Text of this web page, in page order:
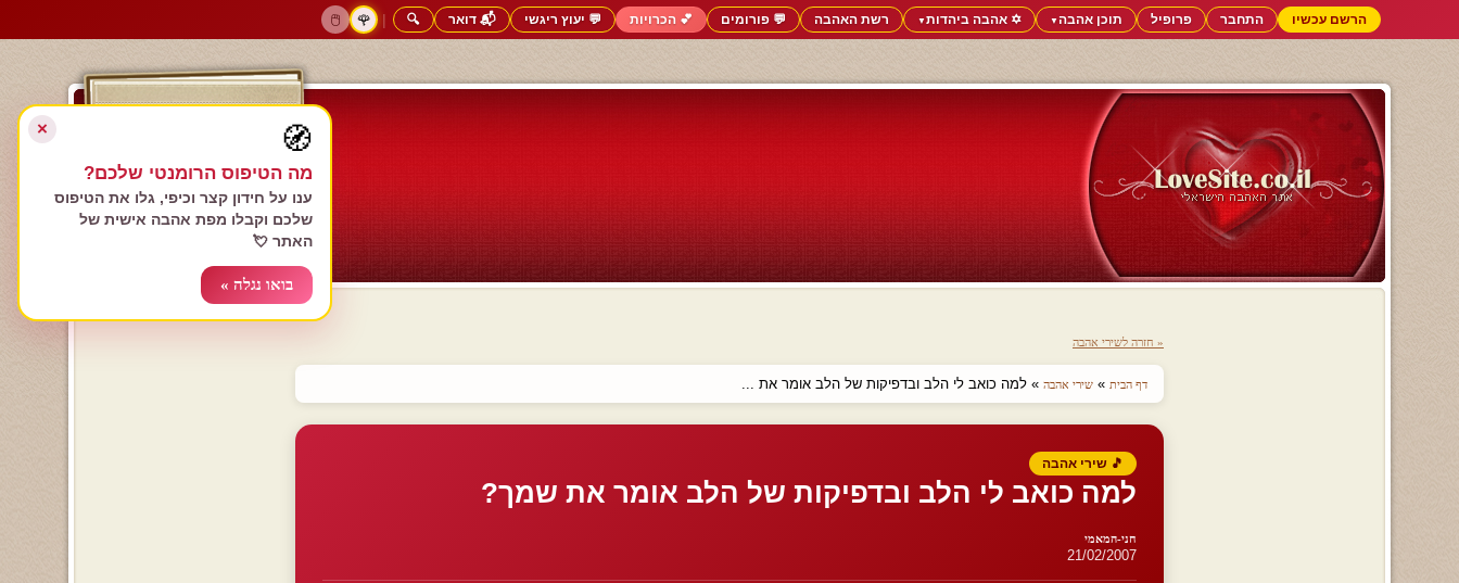
הרשם עכשיו התחבר פרופיל תוכן אהבה▼ ✡️ אהבה ביהדות▼ רשת האהבה 💬 פורומים 💕 הכרויות 💬 יעוץ ריגשי 📬 דואר 🔍
|
🌹
🖱️
הרשם עכשיו
התחבר
« חזרה לשירי אהבה
דף הבית » שירי אהבה » למה כואב לי הלב ובדפיקות של הלב אומר את ...
🎵 שירי אהבה
למה כואב לי הלב ובדפיקות של הלב אומר את שמך?
חני-המאמי
21/02/2007